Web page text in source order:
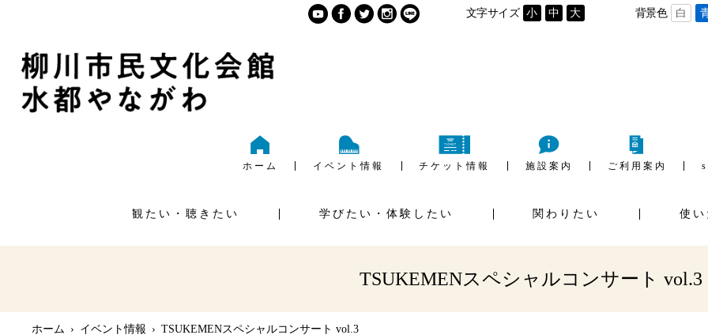
文字サイズ 小 中 大 背景色 白
ホーム イベント情報 チケット情報 施設案内
大ホール イベントホール ギャラリー
ご利用案内
ご利用の流れ 施設利用料金
観たい・聴きたい 学びたい・体験したい 関わりたい 使
TSUKEMENスペシャルコンサート vol.3
ホーム › イベント情報 › TSUKEMENスペシャルコンサート vol.3